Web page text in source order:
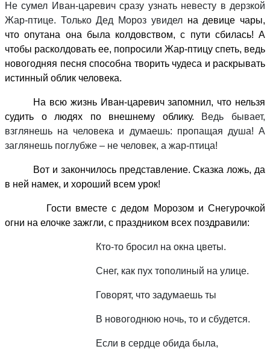
Не сумел Иван-царевич сразу узнать невесту в дерзкой
Жар-птице. Только Дед Мороз увиделна девице чары,
что опутана она была колдовством, с пути сбилась! А
чтобы расколдовать ее, попросили Жар-птицу спеть, ведь
новогодняя песня способна творить чудеса и раскрывать
истинный облик человека.
На всю жизнь Иван-царевич запомнил, что нельзя
судить о людях по внешнему облику. Ведь бывает,
взглянешь на человека и думаешь: пропащая душа! А
заглянешь поглубже – не человек, а жар-птица!
Вот и закончилось представление. Сказка ложь, да
в ней намек, и хороший всем урок!
Гости вместе с дедом Морозом и Снегурочкой
огни на елочке зажгли, с праздником всех поздравили:
Кто-то бросил на окна цветы.
Снег, как пух тополиный на улице.
Говорят, что задумаешь ты
В новогоднюю ночь, то и сбудется.
Если в сердце обида была,